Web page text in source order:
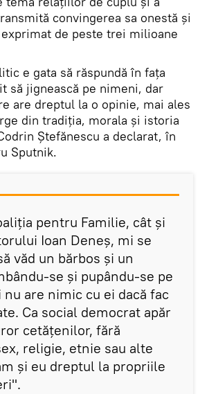
convingerea sa onestă și
de peste trei milioane
e gata să răspundă în fața
să jignească pe nimeni, dar
are dreptul la o opinie, mai ales
din tradiția, morala și istoria
Ștefănescu a declarat, în
Sputnik.
pentru Familie, cât și
Ioan Deneș, mi se
văd un bărbos și un
se și pupându-se pe
are nimic cu ei dacă fac
Ca social democrat apăr
cetățenilor, fără
religie, etnie sau alte
și eu dreptul la propriile